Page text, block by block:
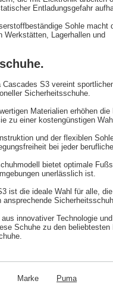
Entladungsgefahr
Sohle macht
Werkstätten, Lagerhallen und
Cascades S3 vereint
Sicherheitsschuhe.
Materialien erhöhen
zu einer kostengünstigen
und der flexiblen
bei jeder
bietet optimale
unerlässlich ist.
ist die ideale Wahl für alle,
innovativer Technologie
Schuhe zu den beliebtesten
Marke Puma